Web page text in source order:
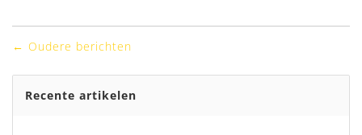
← Oudere berichten
Recente artikelen